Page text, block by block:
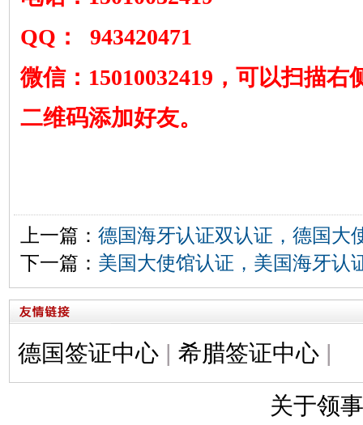
QQ： 943420471
微信：15010032419，可以扫描右
二维码添加好友。
上一篇： 德国海牙认证双认证，德国大
下一篇： 美国大使馆认证，美国海牙认
德国签证中心 | 希腊签证中心 |
关于领